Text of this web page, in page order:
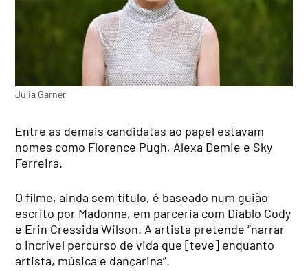
Julia Garner
Entre as demais candidatas ao papel estavam
nomes como Florence Pugh, Alexa Demie e Sky
Ferreira.
O filme, ainda sem título, é baseado num guião
escrito por Madonna, em parceria com Diablo Cody
e Erin Cressida Wilson. A artista pretende “narrar
o incrível percurso de vida que [teve] enquanto
artista, música e dançarina”.